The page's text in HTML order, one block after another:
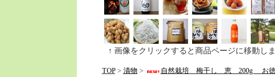
↑ 画像をクリックすると商品ページに移動し
TOP> 漬物 > 自然栽培 梅干し 恵 200g お